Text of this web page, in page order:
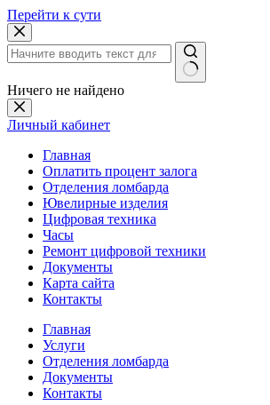
Перейти к сути
Ничего не найдено
Личный кабинет
Главная
Оплатить процент залога
Отделения ломбарда
Ювелирные изделия
Цифровая техника
Часы
Ремонт цифровой техники
Документы
Карта сайта
Контакты
Главная
Услуги
Отделения ломбарда
Документы
Контакты